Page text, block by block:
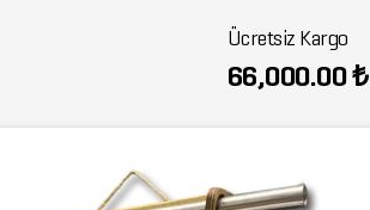
Ücretsiz Kargo
66,000.00 ₺